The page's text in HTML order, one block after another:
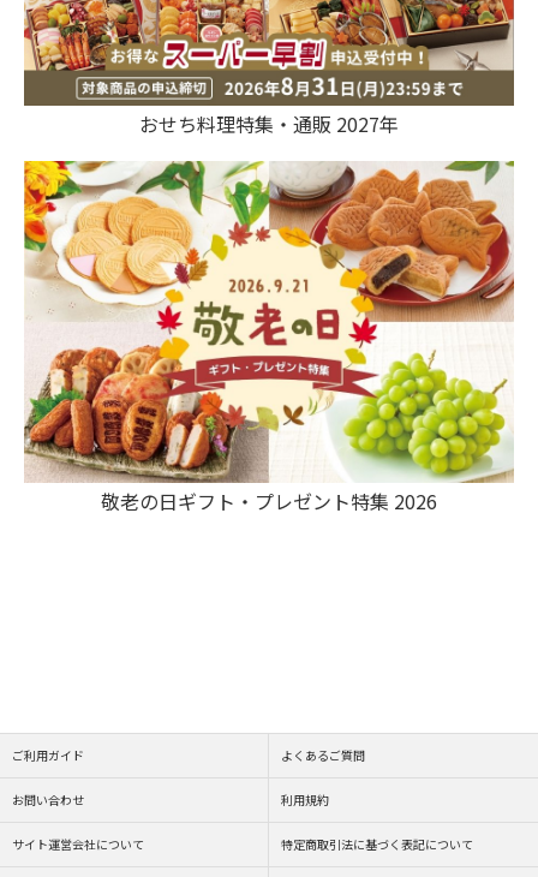
おせち料理特集・通販 2027年
敬老の日ギフト・プレゼント特集 2026
ご利用ガイド よくあるご質問
お問い合わせ 利用規約
サイト運営会社について 特定商取引法に基づく表記について